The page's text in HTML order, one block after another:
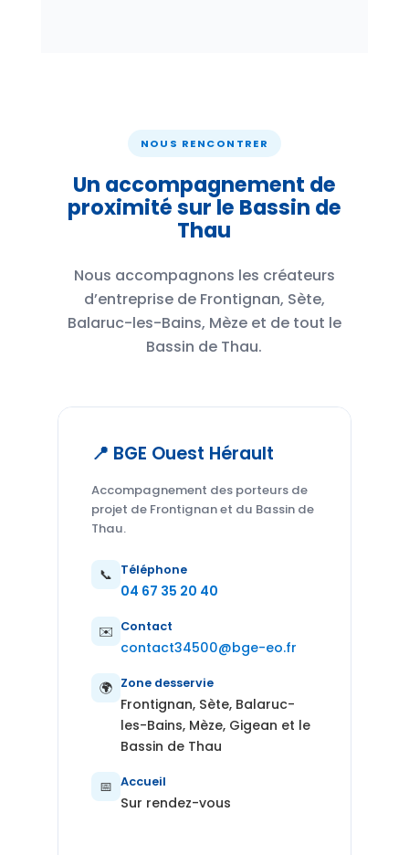
NOUS RENCONTRER
Un accompagnement de
proximité sur le Bassin de
Thau
Nous accompagnons les créateurs
d’entreprise de Frontignan, Sète,
Balaruc-les-Bains, Mèze et de tout le
Bassin de Thau.
📍 BGE Ouest Hérault
Accompagnement des porteurs de
projet de Frontignan et du Bassin de
Thau.
📞 Téléphone
04 67 35 20 40
✉️ Contact
contact34500@bge-eo.fr
🌍 Zone desservie
Frontignan, Sète, Balaruc-
les-Bains, Mèze, Gigean et le
Bassin de Thau
📅 Accueil
Sur rendez-vous